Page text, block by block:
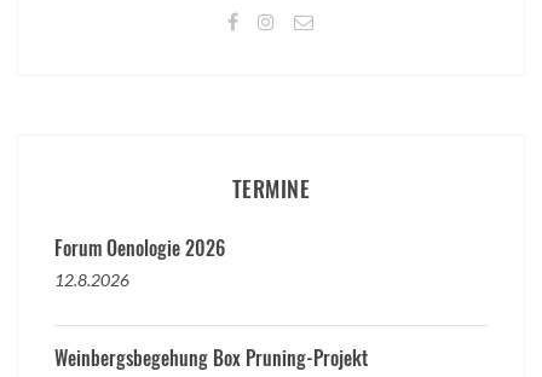
TERMINE
Forum Oenologie 2026
12.8.2026
Weinbergsbegehung Box Pruning-Projekt